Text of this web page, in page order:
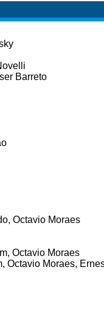
Barreto
Octavio Moraes
Octavio Moraes
Octavio Moraes,